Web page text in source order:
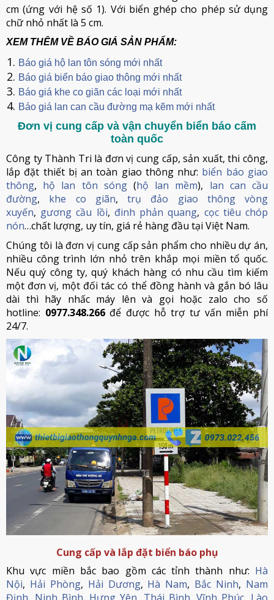
cm (ứng với hệ số 1). Với biển ghép cho phép sử dụng
chữ nhỏ nhất là 5 cm.
XEM THÊM VỀ BÁO GIÁ SẢN PHẨM:
Báo giá hộ lan tôn sóng mới nhất
Báo giá biển báo giao thông mới nhất
Báo giá khe co giãn các loại mới nhất
Báo giá lan can cầu đường mạ kẽm mới nhất
Đơn vị cung cấp và vận chuyển biển báo cấm
toàn quốc
Công ty Thành Tri là đơn vị cung cấp, sản xuất, thi công,
lắp đặt thiết bị an toàn giao thông như: biển báo giao
thông, hộ lan tôn sóng(hộ lan mềm), lan can cầu
đường, khe co giãn, trụ đảo giao thông vòng
xuyến, gương cầu lồi, đinh phản quang, cọc tiêu chóp
nón…chất lượng, uy tín, giá rẻ hàng đầu tại Việt Nam.
Chúng tôi là đơn vị cung cấp sản phẩm cho nhiều dự án,
nhiều công trình lớn nhỏ trên khắp mọi miền tổ quốc.
Nếu quý công ty, quý khách hàng có nhu cầu tìm kiếm
một đơn vị, một đối tác có thể đồng hành và gắn bó lâu
dài thì hãy nhấc máy lên và gọi hoặc zalo cho số
hotline: 0977.348.266để được hỗ trợ tư vấn miễn phí
24/7.
Cung cấp và lắp đặt biển báo phụ
Khu vực miền bắc bao gồm các tỉnh thành như: Hà
Nội, Hải Phòng, Hải Dương, Hà Nam, Bắc Ninh, Nam